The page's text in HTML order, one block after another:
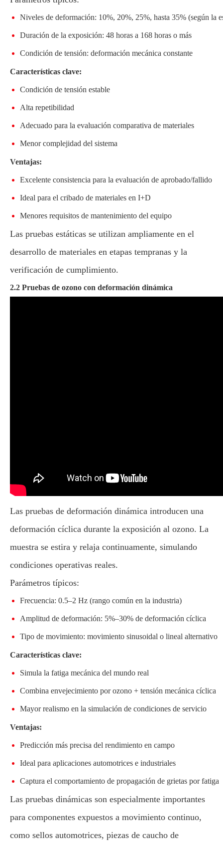
Niveles de deformación: 10%, 20%, 25%, hasta 35% (según la
Duración de la exposición: 48 horas a 168 horas o más
Condición de tensión: deformación mecánica constante
Características clave:
Condición de tensión estable
Alta repetibilidad
Adecuado para la evaluación comparativa de materiales
Menor complejidad del sistema
Ventajas:
Excelente consistencia para la evaluación de aprobado/fallido
Ideal para el cribado de materiales en I+D
Menores requisitos de mantenimiento del equipo
Las pruebas estáticas se utilizan ampliamente en el
desarrollo de materiales en etapas tempranas y la
verificación de cumplimiento.
2.2 Pruebas de ozono con deformación dinámica
Las pruebas de deformación dinámica introducen una
deformación cíclica durante la exposición al ozono. La
muestra se estira y relaja continuamente, simulando
condiciones operativas reales.
Parámetros típicos:
Frecuencia: 0.5–2 Hz (rango común en la industria)
Amplitud de deformación: 5%–30% de deformación cíclica
Tipo de movimiento: movimiento sinusoidal o lineal alternativo
Características clave:
Simula la fatiga mecánica del mundo real
Combina envejecimiento por ozono + tensión mecánica cíclica
Mayor realismo en la simulación de condiciones de servicio
Ventajas:
Predicción más precisa del rendimiento en campo
Ideal para aplicaciones automotrices e industriales
Captura el comportamiento de propagación de grietas por fatiga
Las pruebas dinámicas son especialmente importantes
para componentes expuestos a movimiento continuo,
como sellos automotrices, piezas de caucho de